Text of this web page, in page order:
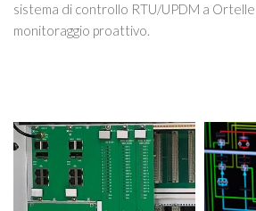
sistema di controllo RTU/UPDM a
monitoraggio proattivo.